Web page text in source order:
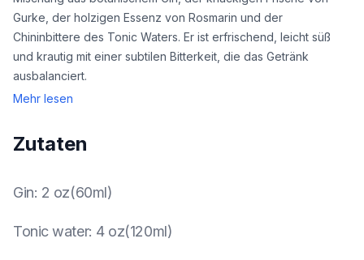
Gurke, der holzigen Essenz von Rosmarin und der
Chininbittere des Tonic Waters. Er ist erfrischend, leicht süß
und krautig mit einer subtilen Bitterkeit, die das Getränk
ausbalanciert.
Mehr lesen
Zutaten
Gin: 2 oz(60ml)
Tonic water: 4 oz(120ml)